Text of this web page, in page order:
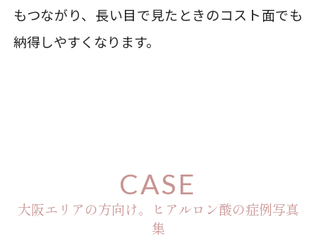
もつながり、長い目で見たときのコスト面でも
納得しやすくなります。
CASE
大阪エリアの方向け。ヒアルロン酸の症例写真
集